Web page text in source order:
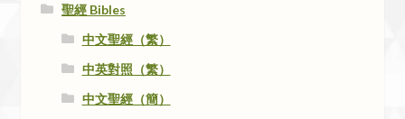
聖經 Bibles
中文聖經（繁）
中英對照（繁）
中文聖經（簡）